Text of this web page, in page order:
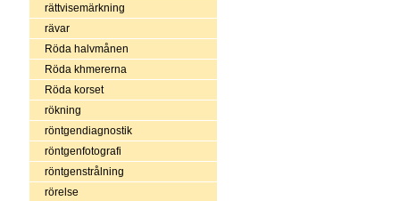
rättvisemärkning
rävar
Röda halvmånen
Röda khmererna
Röda korset
rökning
röntgendiagnostik
röntgenfotografi
röntgenstrålning
rörelse